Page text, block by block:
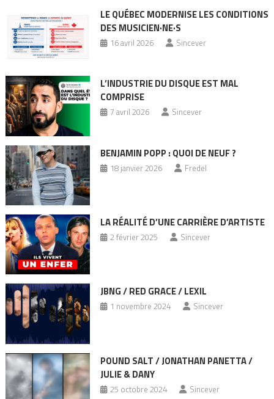
LE QUÉBEC MODERNISE LES CONDITIONS
DES MUSICIEN·NE·S
16 avril 2026 Sincever
L’INDUSTRIE DU DISQUE EST MAL
COMPRISE
7 avril 2026 Sincever
BENJAMIN POPP : QUOI DE NEUF ?
18 janvier 2026 Fredel
LA RÉALITÉ D’UNE CARRIÈRE D’ARTISTE
2 février 2025 Sincever
JBNG / RED GRACE / LEXIL
1 novembre 2024 Sincever
POUND SALT / JONATHAN PANETTA /
JULIE & DANY
25 octobre 2024 Sincever